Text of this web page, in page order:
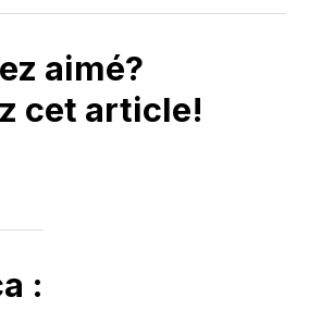
aimé?
cet article!
: